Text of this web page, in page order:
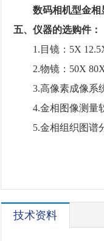
数码相机型金相
五、仪器的选购件：
1.目镜：5X
2.物镜：50X
3.高像素成像系
4.金相图像测量软
5.金相组织图谱分
技术资料